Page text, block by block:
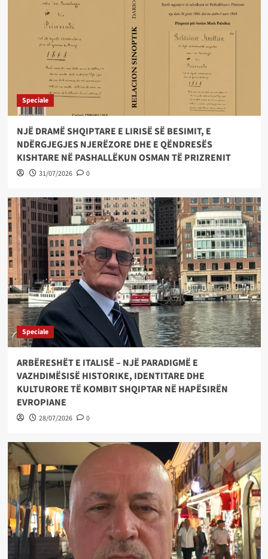
Speciale
NJË DRAMË SHQIPTARE E LIRISË SË BESIMIT, E
NDËRGJEGJES NJERËZORE DHE E QËNDRESËS
KISHTARE NË PASHALLËKUN OSMAN TË PRIZRENIT
31/07/2026 0
Speciale
ARBËRESHËT E ITALISË – NJË PARADIGMË E
VAZHDIMËSISË HISTORIKE, IDENTITARE DHE
KULTURORE TË KOMBIT SHQIPTAR NË HAPËSIRËN
EVROPIANE
28/07/2026 0